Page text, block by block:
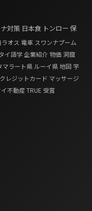
対策 日本食 トンロー 保
オス 電車 スワンナプーム
イ語学企業紹介 物価洞窟
マラート県 ルーイ県地図 宇
クレジットカード マッサージ
イ不動産TRUE 受賞